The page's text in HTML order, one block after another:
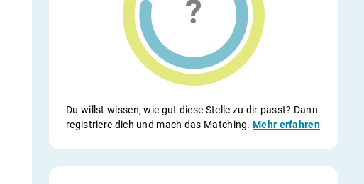
Du willst wissen, wie gut diese Stelle zu dir passt? Dann
registriere dich und mach das Matching.Mehr erfahren